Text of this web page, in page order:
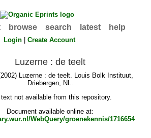
browse search latest help
Login |Create Account
Luzerne : de teelt
Luzerne : de teelt. Louis Bolk Instituut,
Driebergen, NL.
text not available from this repository.
Document available online at:
WebQuery/groenekennis/1716654